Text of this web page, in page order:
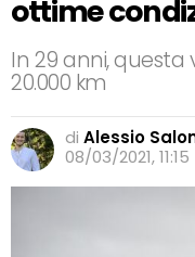
ottime
In 29 anni,
20.000 km
di Alessio
08/03/2021, 11:15